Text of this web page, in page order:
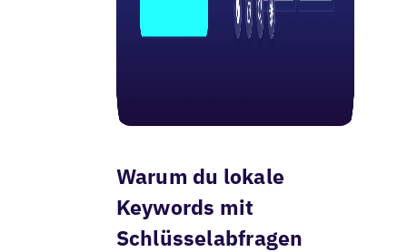
Warum du lokale
Keywords mit
Schlüsselabfragen